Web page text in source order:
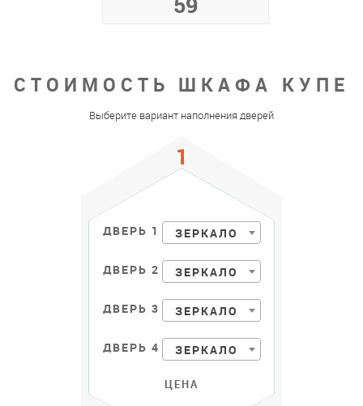
СТОИМОСТЬ ШКАФА КУПЕ
Выберите вариант наполнения дверей
ДВЕРЬ 1 ЗЕРКАЛО
ДВЕРЬ 2 ЗЕРКАЛО
ДВЕРЬ 3 ЗЕРКАЛО
ДВЕРЬ 4 ЗЕРКАЛО
ЦЕНА